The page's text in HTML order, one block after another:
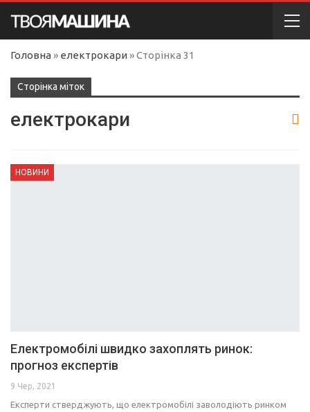
Головна » електрокари »Сторінка 31
Сторінка міток
електрокари
НОВИНИ
Електромобілі швидко захоплять ринок:
прогноз експертів
9 Чер, 2021
Експерти стверджують, що електромобілі заволодіють ринком